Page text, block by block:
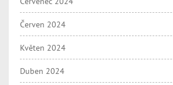
Červen 2024
Květen 2024
Duben 2024